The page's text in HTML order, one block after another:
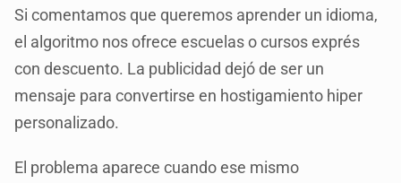
Si comentamos que queremos aprender un idioma,
el algoritmo nos ofrece escuelas o cursos exprés
con descuento. La publicidad dejó de ser un
mensaje para convertirse en hostigamiento hiper
personalizado.
El problema aparece cuando ese mismo